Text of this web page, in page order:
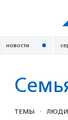
новости
ТЕМЫ · ЛЮДИ